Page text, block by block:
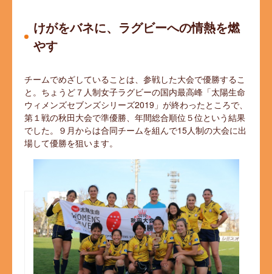
けがをバネに、ラグビーへの情熱を燃
やす
チームでめざしていることは、参戦した大会で優勝するこ
と。ちょうど７人制女子ラグビーの国内最高峰「太陽生命
ウィメンズセブンズシリーズ2019」が終わったところで、
第１戦の秋田大会で準優勝、年間総合順位５位という結果
でした。９月からは合同チームを組んで15人制の大会に出
場して優勝を狙います。